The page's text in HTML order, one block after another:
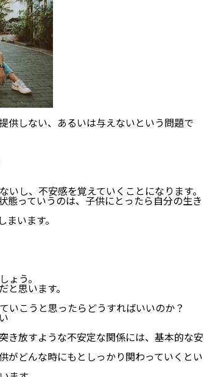
供しない、あるいは与えないという問題で
し、不安感を覚えていくことになります。
態っていうのは、子供にとったら自分の生き
います。
ょう。
思います。
いこうと思ったらどうすればいいのか？
き放すような不安定な関係には、基本的な安
がどんな時にもとしっかり関わっていくとい